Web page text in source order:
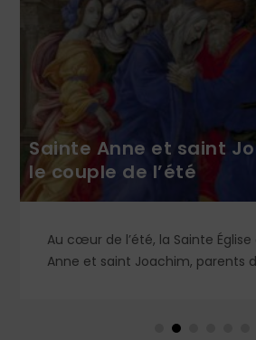
Sainte Anne et saint
le couple de l’été
Au cœur de l’été, la Sainte
Anne et saint Joachim, parents
en Orient qu’en Occident,